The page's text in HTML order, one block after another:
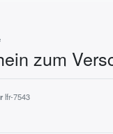
zum
lfr-7543